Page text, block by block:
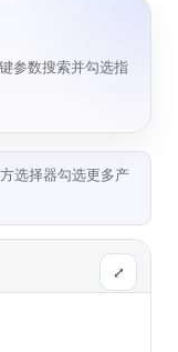
参数搜索并勾选指
选择器勾选更多产
⤢